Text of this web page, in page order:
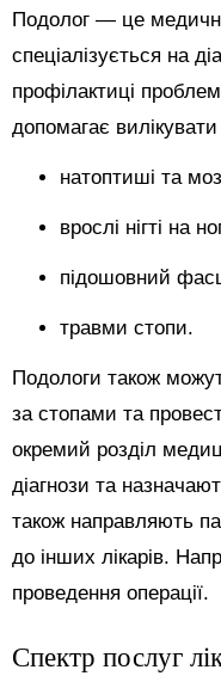
Подолог — це
спеціалізується на
профілактиці
допомагає вилікувати
натоптиші та
врослі нігті на
підошовний
травми стопи.
Подологи також
за стопами та
окремий розділ
діагнози та
також направляють
до інших лікарів.
проведення операції.
Спектр послуг